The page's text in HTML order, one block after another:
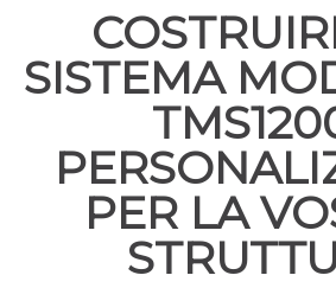
SISTEMA
PER LA